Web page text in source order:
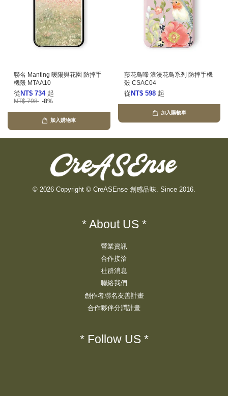
聯名 Manting 暖陽與花園 防摔手
機殼 MTAA10
從 NT$ 734 起
NT$ 798 -8%
加入購物車
藤花鳥啼 浪漫花鳥系列 防摔手機
殼 CSAC04
從 NT$ 598 起
加入購物車
© 2026 Copyright © CreASEnse 創感品味. Since 2016.
* About US *
營業資訊
合作接洽
社群消息
聯絡我們
創作者聯名友善計畫
合作夥伴分潤計畫
* Follow US *